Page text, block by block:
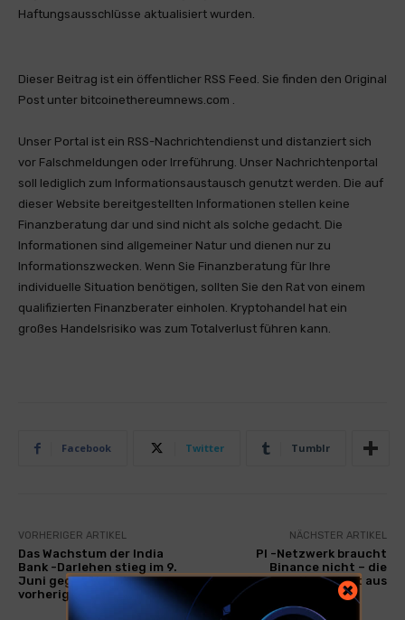
Haftungsausschlüsse aktualisiert wurden.
Dieser Beitrag ist ein öffentlicher RSS Feed. Sie finden den Original
Post unter bitcoinethereumnews.com .
Unser Portal ist ein RSS-Nachrichtendienst und distanziert sich
vor Falschmeldungen oder Irreführung. Unser Nachrichtenportal
soll lediglich zum Informationsaustausch genutzt werden. Die auf
dieser Website bereitgestellten Informationen stellen keine
Finanzberatung dar und sind nicht als solche gedacht. Die
Informationen sind allgemeiner Natur und dienen nur zu
Informationszwecken. Wenn Sie Finanzberatung für Ihre
individuelle Situation benötigen, sollten Sie den Rat von einem
qualifizierten Finanzberater einholen. Kryptohandel hat ein
großes Handelsrisiko was zum Totalverlust führen kann.
Facebook Twitter Tumblr
VORHERIGER ARTIKEL
Das Wachstum der India
Bank -Darlehen stieg im 9.
Juni gegenüber den
vorherigen 9% auf 9,6%
NÄCHSTER ARTIKEL
PI -Netzwerk braucht
Binance nicht – die
Community spricht aus